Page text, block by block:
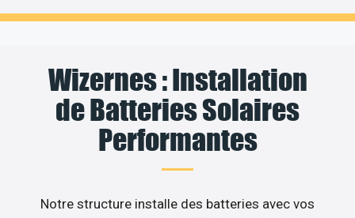
Wizernes : Installation
de Batteries Solaires
Performantes
Notre structure installe des batteries avec vos